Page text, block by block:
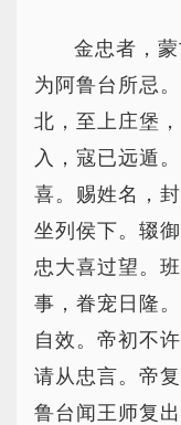
金忠者，
为阿鲁台所忌
北，至上庄堡
入，寇已远遁
喜。赐姓名，
坐列侯下。辍
忠大喜过望。
事，眷宠日隆
自效。帝初不
请从忠言。帝
鲁台闻王师复